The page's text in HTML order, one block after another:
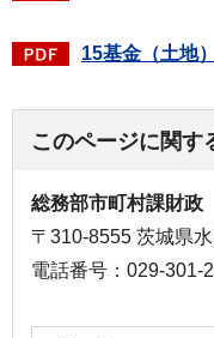
15基金（土地
このページに関す
総務部市町村課財政
〒310-8555 茨城県
電話番号：029-301-